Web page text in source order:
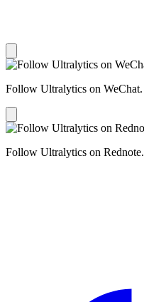
Follow Ultralytics on WeChat.
Follow Ultralytics on Rednote.